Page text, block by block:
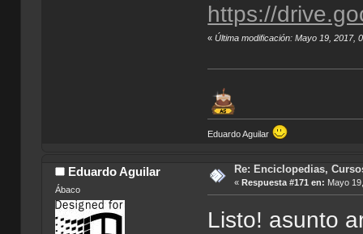
https://
«Última modificación: Mayo 19, 2017,
Eduardo Aguilar
Eduardo Aguilar
Ábaco
Re: Enciclopedias,
« Respuesta #171 en: Mayo
Listo! asunto